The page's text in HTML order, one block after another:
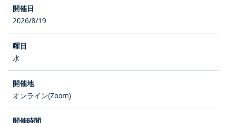
2026/8/19
水
オンライン(Zoom)